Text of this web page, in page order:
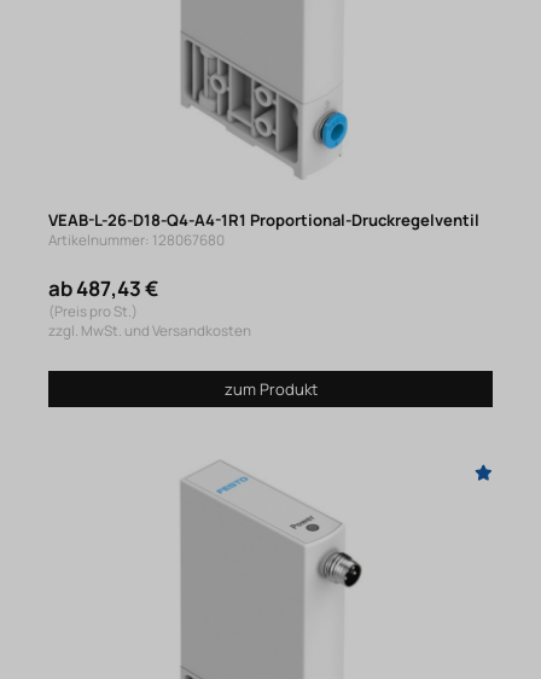
VEAB-L-26-D18-Q4-A4-1R1 Proportional-Druckregelventil
Artikelnummer: 128067680
ab 487,43 €
(Preis pro St.)
zzgl. MwSt. und Versandkosten
zum Produkt